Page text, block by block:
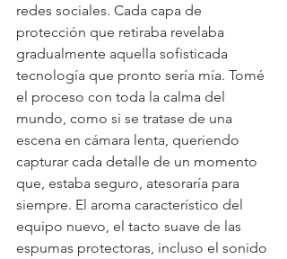
redes sociales. Cada capa de
protección que retiraba revelaba
gradualmente aquella sofisticada
tecnología que pronto sería mía. Tomé
el proceso con toda la calma del
mundo, como si se tratase de una
escena en cámara lenta, queriendo
capturar cada detalle de un momento
que, estaba seguro, atesoraría para
siempre. El aroma característico del
equipo nuevo, el tacto suave de las
espumas protectoras, incluso el sonido